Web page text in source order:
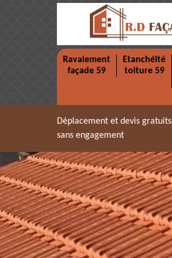
Ravalement
façade 59
Etanchéité
toiture 59
Déplacement et devis gratuits
sans engagement